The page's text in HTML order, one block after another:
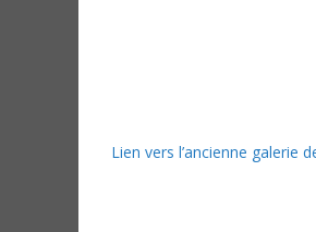
Lien vers l’ancienne galerie